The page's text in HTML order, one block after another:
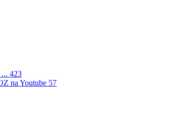
423
na Youtube 57